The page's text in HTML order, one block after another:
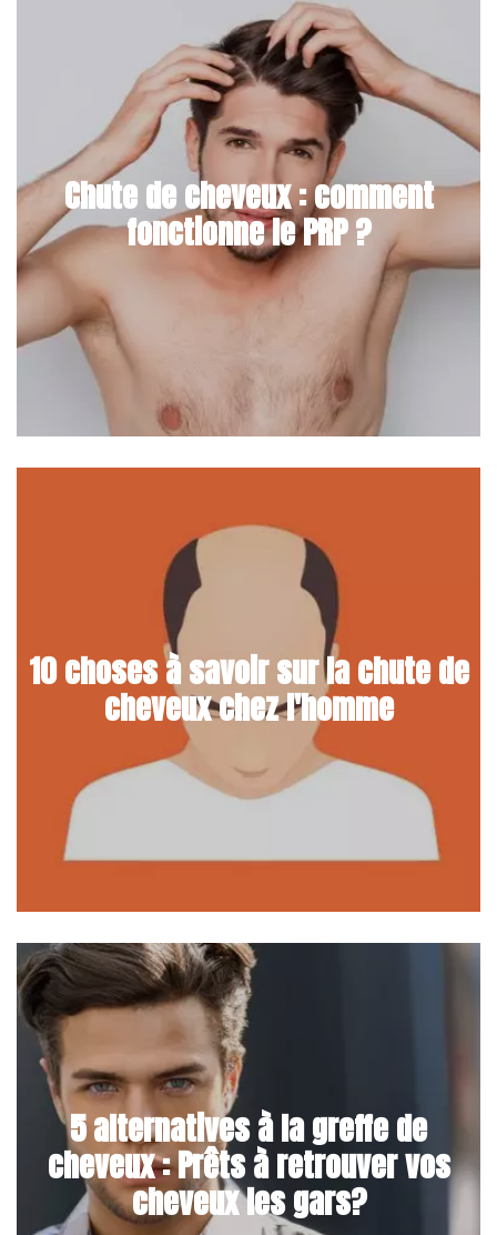
Chute de cheveux : comment
fonctionne le PRP ?
10 choses à savoir sur la chute de
cheveux chez l'homme
5 alternatives à la greffe de
cheveux : Prêts à retrouver vos
cheveux les gars?